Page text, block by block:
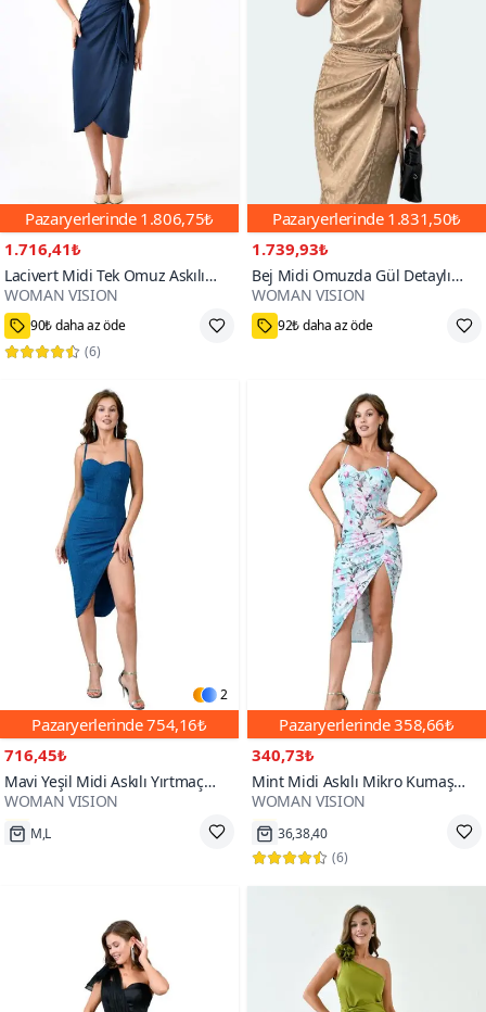
Pazaryerlerinde 1.806,75₺
1.716,41₺
Lacivert Midi Tek Omuz Askılı
Parlak Saten Kumaş Dan Kuşak
Detaylı Abiye Elbise
WOMAN VISION
500+
90₺ daha az öde
(6)
Pazaryerlerinde 1.831,50₺
1.739,93₺
Bej Midi Omuzda Gül Detaylı
Jakarlı Dokuma Saten Kumaş
Degaje Yaka Abiye Elbise
WOMAN VISION
600+
92₺ daha az öde
2
Pazaryerlerinde754,16₺
716,45₺
Mavi Yeşil Midi Askılı Yırtmaç
Detaylı Simli Mikro Kumaş Gloplu
Tasarım Abiye Elbise
WOMAN VISION
M,L
Pazaryerlerinde358,66₺
340,73₺
Mint Midi Askılı Mikro Kumaş
Globe Derin Yırtmaçlı Parti Abiye
Elbise
WOMAN VISION
36,38,40
(6)